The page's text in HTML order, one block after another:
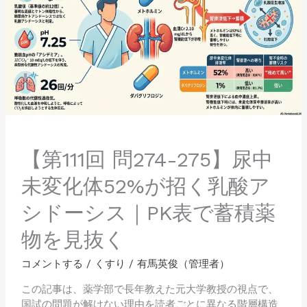
【第111回 問274-275】尿中
未変化体52%が招く乳酸ア
シドーシス｜PK表で蓄積薬
物を見抜く
コメントする / くすり / 有馬英俊（管理者）
この記事は、薬学部で長年教えた元大学教授の視点で、
国試の問題が解けない理由を読者ごとに異なる階層構造
274-
275】
尿
中
未
変
化
く
乳
酸
シ
ー
シ
ス